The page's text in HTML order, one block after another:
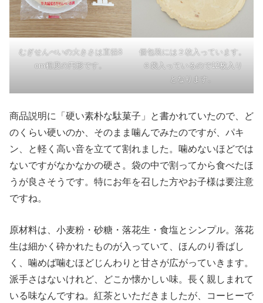
むぎせんべいの大きさは直径8
cm程度の円形です。
個包装には２枚入っています。
６袋入っているので12枚入り
となります。
商品説明に「硬い素朴な駄菓子」と書かれていたので、ど
のくらい硬いのか、そのまま噛んでみたのですが、パキ
ン、と軽く高い音を立てて割れました。噛めないほどでは
ないですがなかなかの硬さ。袋の中で割ってから食べたほ
うが良さそうです。特にお年を召した方やお子様は要注意
ですね。
原材料は、小麦粉・砂糖・落花生・食塩とシンプル。落花
生は細かく砕かれたものが入っていて、ほんのり香ばし
く、噛めば噛むほどじんわりと甘さが広がっていきます。
派手さはないけれど、どこか懐かしい味。長く親しまれて
いる味なんですね。紅茶といただきましたが、コーヒーで